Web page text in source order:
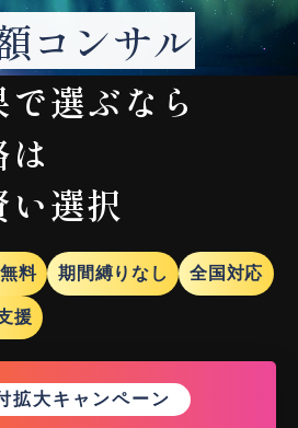
コンサル
選ぶなら
い選択
料 期間縛りなし 全国対応
援
拡大キャンペーン